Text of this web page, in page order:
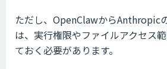
ただし、OpenClawからAnthropic
は、実行権限やファイルアクセス
ておく必要があります。